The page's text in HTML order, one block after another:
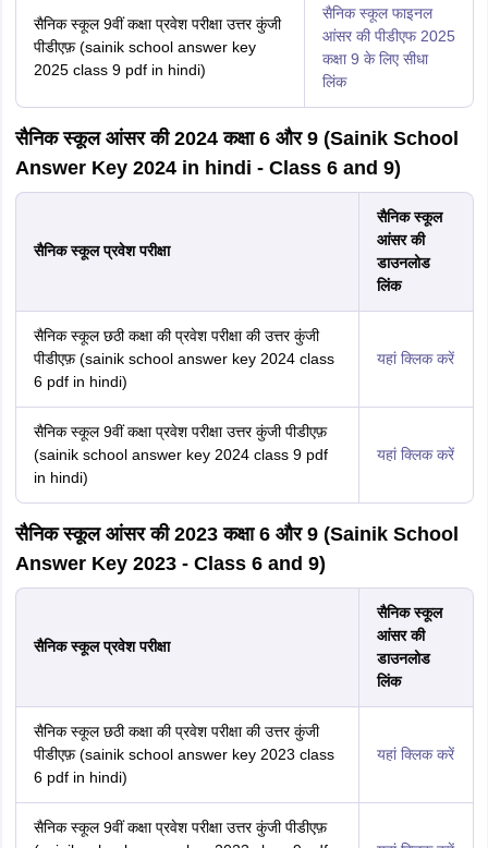
सैनिक स्कूल 9वीं कक्षा प्रवेश परीक्षा उत्तर कुंजी
पीडीएफ़ (sainik school answer key
2025 class 9 pdf in hindi)
सैनिक स्कूल फाइनल
आंसर की पीडीएफ 2025
कक्षा 9 के लिए सीधा
लिंक
सैनिक स्कूल आंसर की 2024 कक्षा 6 और 9 (Sainik School
Answer Key 2024 in hindi - Class 6 and 9)
सैनिक स्कूल प्रवेश परीक्षा
सैनिक स्कूल
आंसर की
डाउनलोड
लिंक
सैनिक स्कूल छठी कक्षा की प्रवेश परीक्षा की उत्तर कुंजी
पीडीएफ़ (sainik school answer key 2024 class
6 pdf in hindi)
यहां क्लिक करें
सैनिक स्कूल 9वीं कक्षा प्रवेश परीक्षा उत्तर कुंजी पीडीएफ़
(sainik school answer key 2024 class 9 pdf
in hindi)
यहां क्लिक करें
सैनिक स्कूल आंसर की 2023 कक्षा 6 और 9 (Sainik School
Answer Key 2023 - Class 6 and 9)
सैनिक स्कूल प्रवेश परीक्षा
सैनिक स्कूल
आंसर की
डाउनलोड
लिंक
सैनिक स्कूल छठी कक्षा की प्रवेश परीक्षा की उत्तर कुंजी
पीडीएफ़ (sainik school answer key 2023 class
6 pdf in hindi)
यहां क्लिक करें
सैनिक स्कूल 9वीं कक्षा प्रवेश परीक्षा उत्तर कुंजी पीडीएफ़